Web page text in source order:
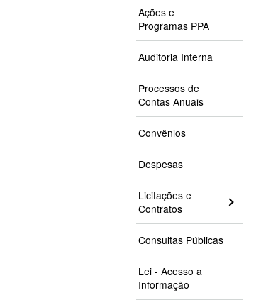
Ações e
Programas PPA
Auditoria Interna
Processos de
Contas Anuais
Convênios
Despesas
Licitações e
Contratos
Consultas Públicas
Lei - Acesso a
Informação